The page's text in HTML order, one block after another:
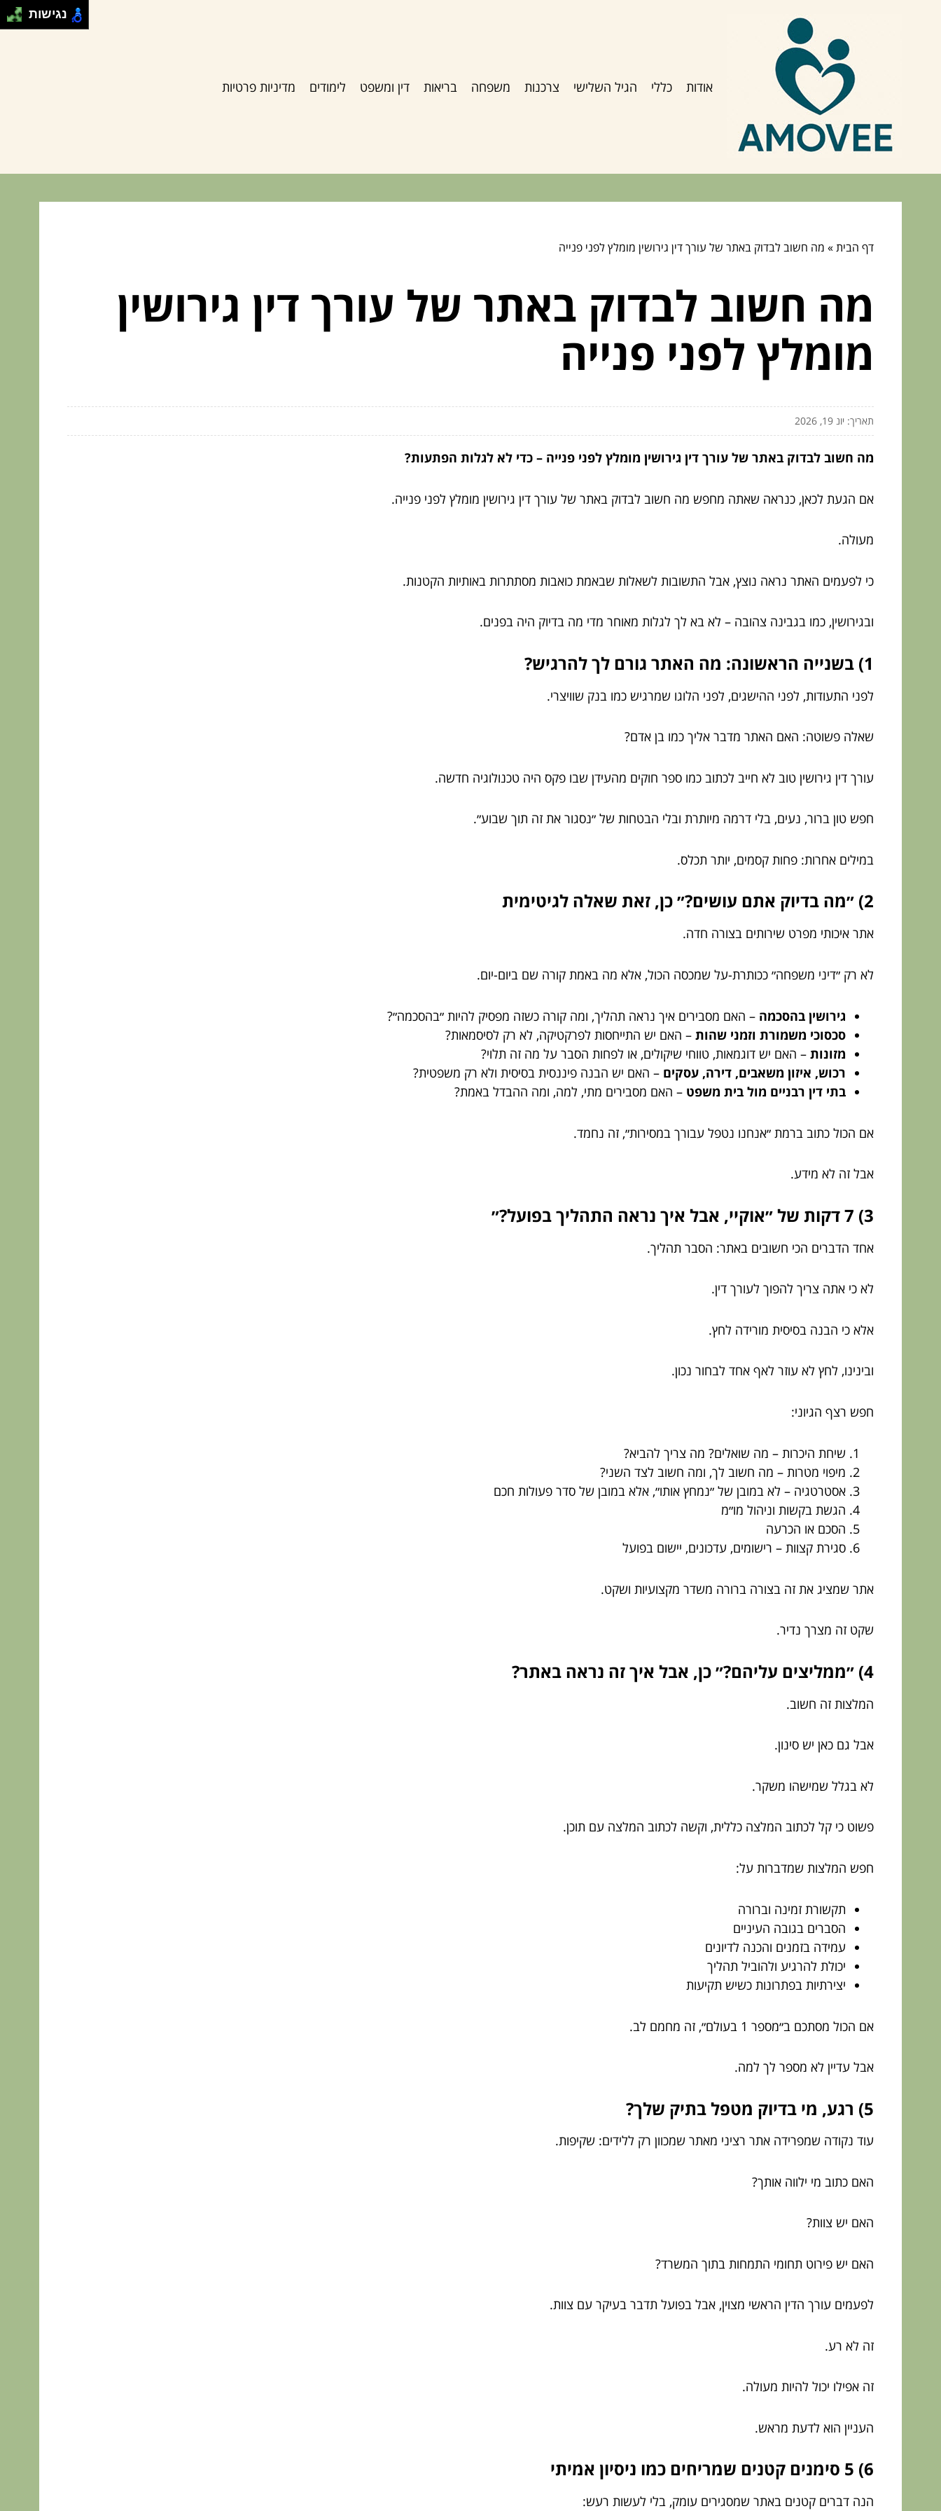
אודות כללי הגיל השלישי צרכנות משפחה בריאות דין ומשפט לימודים מדיניות פרטיות
דף הבית» מה חשוב לבדוק באתר של עורך דין גירושין מומלץ לפני פנייה
מה חשוב לבדוק באתר של עורך דין גירושין
מומלץ לפני פנייה
תאריך: יונ 19, 2026
מה חשוב לבדוק באתר של עורך דין גירושין מומלץ לפני פנייה – כדי לא לגלות הפתעות?
אם הגעת לכאן, כנראה שאתה מחפש מה חשוב לבדוק באתר של עורך דין גירושין מומלץ לפני פנייה.
מעולה.
כי לפעמים האתר נראה נוצץ, אבל התשובות לשאלות שבאמת כואבות מסתתרות באותיות הקטנות.
ובגירושין, כמו בגבינה צהובה – לא בא לך לגלות מאוחר מדי מה בדיוק היה בפנים.
1) בשנייה הראשונה: מה האתר גורם לך להרגיש?
לפני התעודות, לפני ההישגים, לפני הלוגו שמרגיש כמו בנק שוויצרי.
שאלה פשוטה: האם האתר מדבר אליך כמו בן אדם?
עורך דין גירושין טוב לא חייב לכתוב כמו ספר חוקים מהעידן שבו פקס היה טכנולוגיה חדשה.
חפש טון ברור, נעים, בלי דרמה מיותרת ובלי הבטחות של ״נסגור את זה תוך שבוע״.
במילים אחרות: פחות קסמים, יותר תכלס.
2) ״מה בדיוק אתם עושים?״ כן, זאת שאלה לגיטימית
אתר איכותי מפרט שירותים בצורה חדה.
לא רק ״דיני משפחה״ ככותרת-על שמכסה הכול, אלא מה באמת קורה שם ביום-יום.
גירושין בהסכמה – האם מסבירים איך נראה תהליך, ומה קורה כשזה מפסיק להיות ״בהסכמה״?
סכסוכי משמורת וזמני שהות – האם יש התייחסות לפרקטיקה, לא רק לסיסמאות?
מזונות – האם יש דוגמאות, טווחי שיקולים, או לפחות הסבר על מה זה תלוי?
רכוש, איזון משאבים, דירה, עסקים – האם יש הבנה פיננסית בסיסית ולא רק משפטית?
בתי דין רבניים מול בית משפט – האם מסבירים מתי, למה, ומה ההבדל באמת?
אם הכול כתוב ברמת ״אנחנו נטפל עבורך במסירות״, זה נחמד.
אבל זה לא מידע.
3) 7 דקות של ״אוקיי, אבל איך נראה התהליך בפועל?״
אחד הדברים הכי חשובים באתר: הסבר תהליך.
לא כי אתה צריך להפוך לעורך דין.
אלא כי הבנה בסיסית מורידה לחץ.
ובינינו, לחץ לא עוזר לאף אחד לבחור נכון.
חפש רצף הגיוני:
שיחת היכרות – מה שואלים? מה צריך להביא?
מיפוי מטרות – מה חשוב לך, ומה חשוב לצד השני?
אסטרטגיה – לא במובן של ״נמחץ אותו״, אלא במובן של סדר פעולות חכם
הגשת בקשות וניהול מו״מ
הסכם או הכרעה
סגירת קצוות – רישומים, עדכונים, יישום בפועל
אתר שמציג את זה בצורה ברורה משדר מקצועיות ושקט.
שקט זה מצרך נדיר.
4) ״ממליצים עליהם?״ כן, אבל איך זה נראה באתר?
המלצות זה חשוב.
אבל גם כאן יש סינון.
לא בגלל שמישהו משקר.
פשוט כי קל לכתוב המלצה כללית, וקשה לכתוב המלצה עם תוכן.
חפש המלצות שמדברות על:
תקשורת זמינה וברורה
הסברים בגובה העיניים
עמידה בזמנים והכנה לדיונים
יכולת להרגיע ולהוביל תהליך
יצירתיות בפתרונות כשיש תקיעות
אם הכול מסתכם ב״מספר 1 בעולם״, זה מחמם לב.
אבל עדיין לא מספר לך למה.
5) רגע, מי בדיוק מטפל בתיק שלך?
עוד נקודה שמפרידה אתר רציני מאתר שמכוון רק ללידים: שקיפות.
האם כתוב מי ילווה אותך?
האם יש צוות?
האם יש פירוט תחומי התמחות בתוך המשרד?
לפעמים עורך הדין הראשי מצוין, אבל בפועל תדבר בעיקר עם צוות.
זה לא רע.
זה אפילו יכול להיות מעולה.
העניין הוא לדעת מראש.
6) 5 סימנים קטנים שמריחים כמו ניסיון אמיתי
הנה דברים קטנים באתר שמסגירים עומק, בלי לעשות רעש:
נגישות